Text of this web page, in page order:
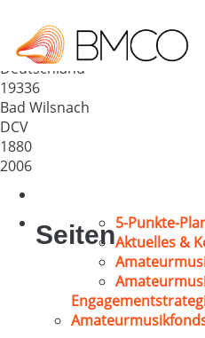
„Amicitia“ 1880
Deutschland
19336
Bad Wilsnach
DCV
1880
2006
Seiten5-Punkte-
Aktuelles &